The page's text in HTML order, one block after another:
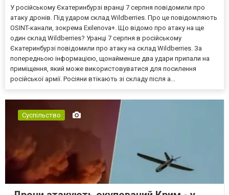
У російському Єкатеринбурзі вранці 7 серпня повідомили про
атаку дронів. Під ударом склад Wildberries. Про це повідомляють
OSINT-канали, зокрема Exilenova+. Що відомо про атаку на ще
один склад Wildberries? Уранці 7 серпня в російському
Єкатеринбурзі повідомили про атаку на склад Wildberries. За
попередньою інформацією, щонайменше два удари припали на
приміщення, який може використовуватися для посилення
російської армії. Росіяни втікають зі складу після а...
Суспільство